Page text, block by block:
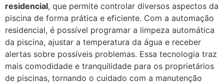
residencial, que permite controlar diversos aspectos da
piscina de forma prática e eficiente. Com a automação
residencial, é possível programar a limpeza automática
da piscina, ajustar a temperatura da água e receber
alertas sobre possíveis problemas. Essa tecnologia traz
mais comodidade e tranquilidade para os proprietários
de piscinas, tornando o cuidado com a manutenção